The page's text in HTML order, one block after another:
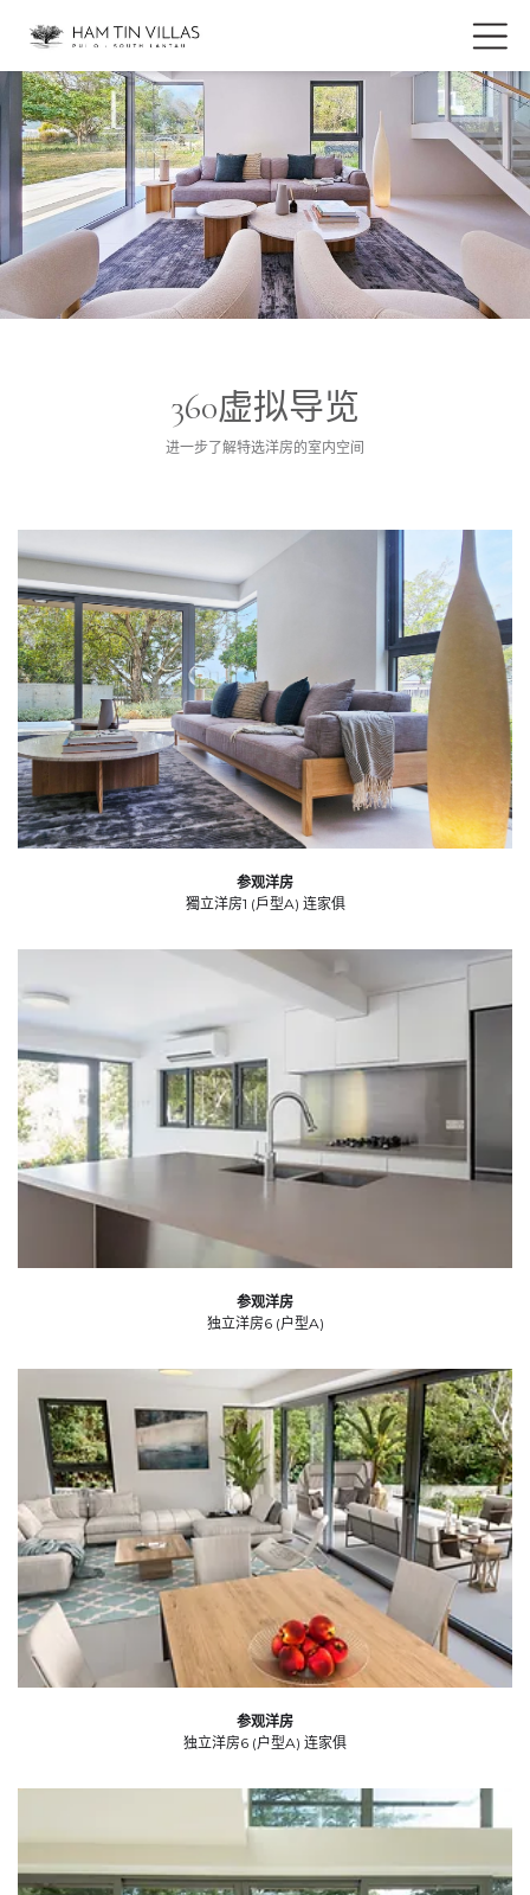
360虚拟导览
进一步了解特选洋房的室内空间
参观洋房
獨立洋房1 (戶型A) 连家俱
参观洋房
独立洋房6 (户型A)
参观洋房
独立洋房6 (户型A) 连家俱